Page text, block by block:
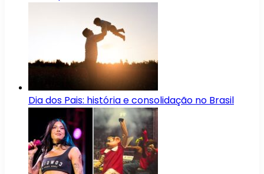
Dia dos Pais: história e consolidação no Brasil